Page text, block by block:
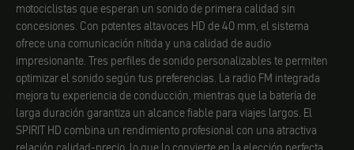
motociclistas que esperan un sonido de primera calidad sin
concesiones. Con potentes altavoces HD de 40 mm, el sistema
ofrece una comunicación nítida y una calidad de audio
impresionante. Tres perfiles de sonido personalizables te permiten
optimizar el sonido según tus preferencias. La radio FM integrada
mejora tu experiencia de conducción, mientras que la batería de
larga duración garantiza un alcance fiable para viajes largos. El
SPIRIT HD combina un rendimiento profesional con una atractiva